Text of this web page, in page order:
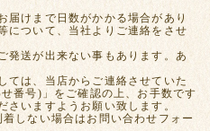
届けまで日数がかかる場合があり
について、当社よりご連絡をさせ
発送が出来ない事もあります。あ
ては、当店からご連絡させていた
番号)」をご確認の上、お手数です
いますようお願い致します。
しない場合はお問い合わせフォー